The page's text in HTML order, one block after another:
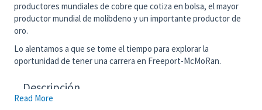
productores mundiales de cobre que cotiza en bolsa, el mayor
productor mundial de molibdeno y un importante productor de
oro.
Lo alentamos a que se tome el tiempo para explorar la
oportunidad de tener una carrera en Freeport-McMoRan.
Descripción
Read More